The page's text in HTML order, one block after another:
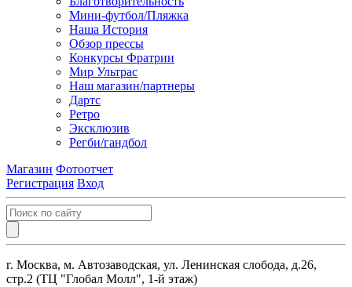
Мини-футбол/Пляжка
Наша История
Обзор прессы
Конкурсы Фратрии
Мир Ультрас
Наш магазин/партнеры
Дартс
Ретро
Эксклюзив
Регби/гандбол
Магазин Фотоотчет
Регистрация Вход
г. Москва, м. Автозаводская, ул. Ленинская слобода, д.26,
стр.2 (ТЦ "Глобал Молл", 1-й этаж)